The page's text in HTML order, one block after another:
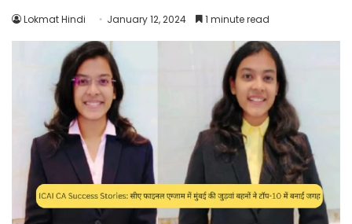
Lokmat Hindi January 12, 2024 1 minute read